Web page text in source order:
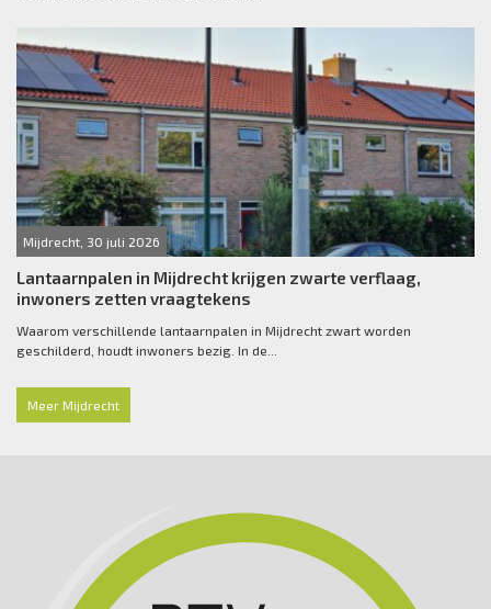
Mijdrecht, 30 juli 2026
Lantaarnpalen in Mijdrecht krijgen zwarte verflaag,
inwoners zetten vraagtekens
Waarom verschillende lantaarnpalen in Mijdrecht zwart worden
geschilderd, houdt inwoners bezig. In de...
Meer Mijdrecht